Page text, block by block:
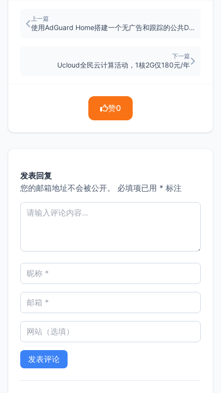
上一篇
使用AdGuard Home搭建一个无广告和跟踪的公共DNS
下一篇
Ucloud全民云计算活动，1核2G仅180元/年
赞0
发表回复
您的邮箱地址不会被公开。
必填项已用 * 标注